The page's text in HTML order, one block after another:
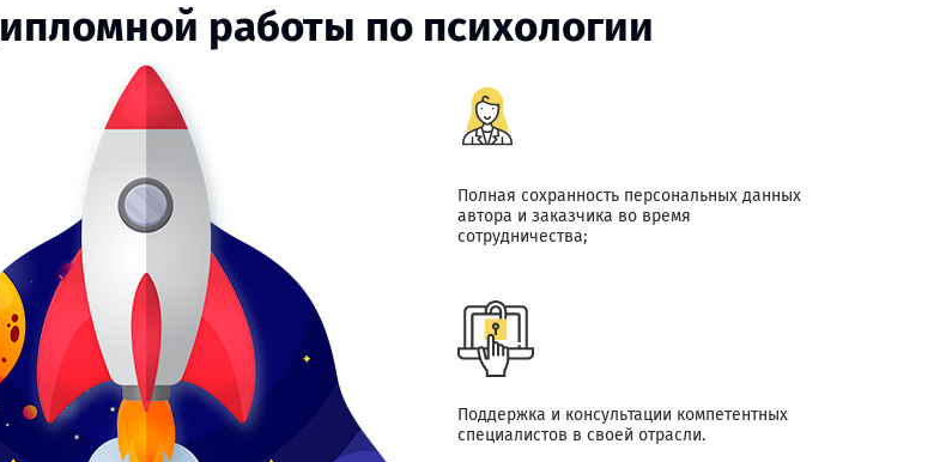
работы по психологии
Полная сохранность персональных данных
автора и заказчика во время
сотрудничества;
Поддержка и консультации компетентных
специалистов в своей отрасли.